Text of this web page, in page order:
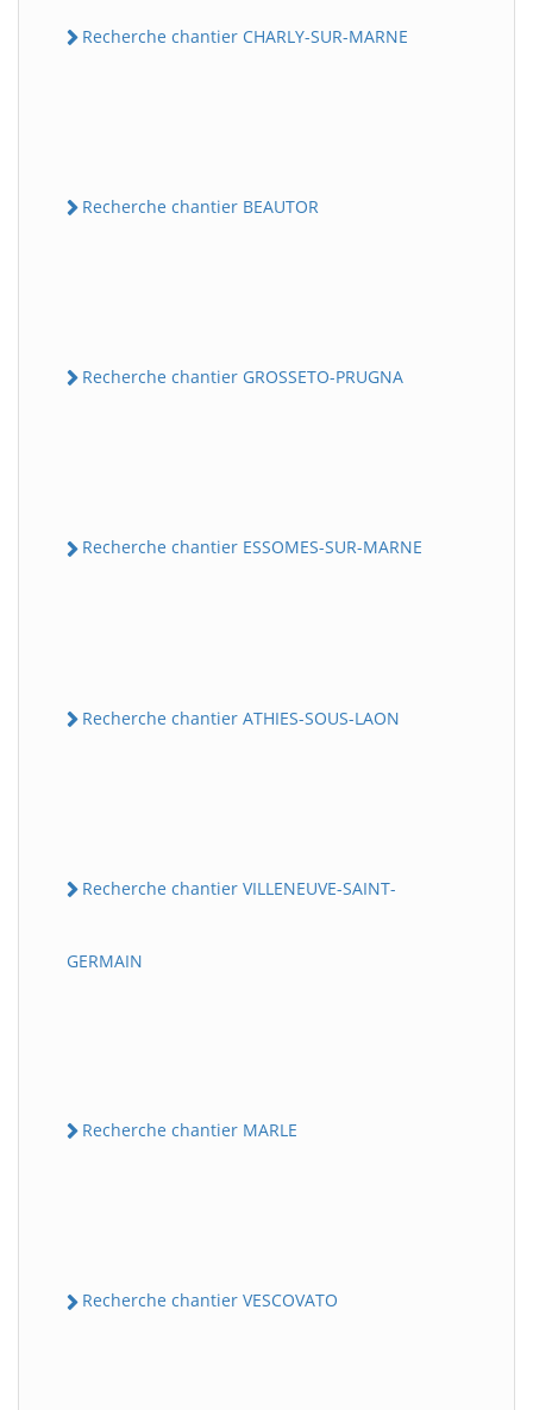
Recherche chantier CHARLY-SUR-MARNE
Recherche chantier BEAUTOR
Recherche chantier GROSSETO-PRUGNA
Recherche chantier ESSOMES-SUR-MARNE
Recherche chantier ATHIES-SOUS-LAON
Recherche chantier VILLENEUVE-SAINT-
GERMAIN
Recherche chantier MARLE
Recherche chantier VESCOVATO